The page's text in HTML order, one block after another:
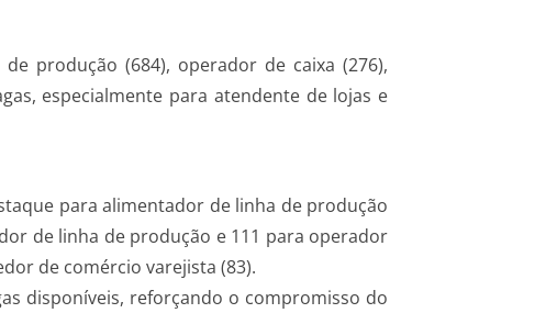
produção (684), operador de caixa (276),
especialmente para atendente de lojas e
para alimentador de linha de produção
de linha de produção e 111 para operador
de comércio varejista (83).
disponíveis, reforçando o compromisso do